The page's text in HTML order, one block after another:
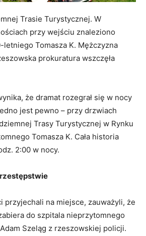
Trasie Turystycznej. W
przy wejściu znaleziono
Tomasza K. Mężczyzna
prokuratura wszczęła
że dramat rozegrał się w nocy
jest pewno – przy drzwiach
Trasy Turystycznej w Rynku
Tomasza K. Cała historia
2:00 w nocy.
przyjechali na miejsce, zauważyli, że
do szpitala nieprzytomnego
Szeląg z rzeszowskiej policji.